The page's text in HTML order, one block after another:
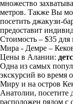
множество
метров. Также Вы
посетить джакузи-
предоставит
Стоимость – $35 для
Мира - Демре –
Цены в Алании:
Одна из самых
экскурсий во время
Миру и на остров
Анатолии,
расположен рядом